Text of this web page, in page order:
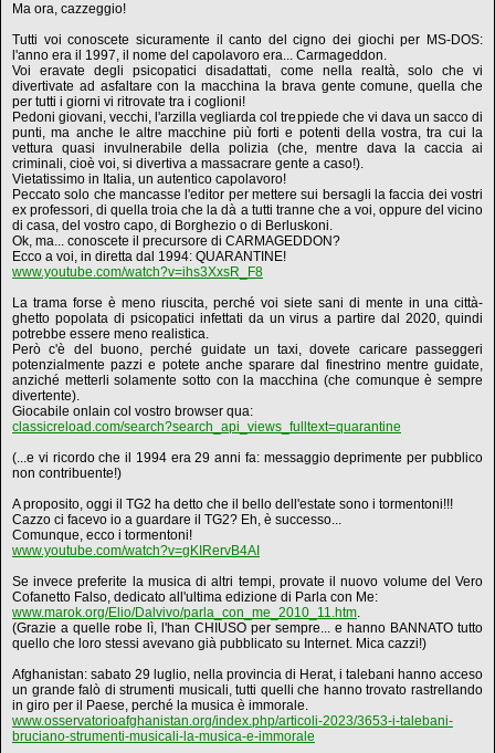
Ma ora, cazzeggio!
Tutti voi conoscete sicuramente il canto del cigno dei giochi per MS-DOS:
l'anno era il 1997, il nome del capolavoro era... Carmageddon.
Voi eravate degli psicopatici disadattati, come nella realtà, solo che vi
divertivate ad asfaltare con la macchina la brava gente comune, quella che
per tutti i giorni vi ritrovate tra i coglioni!
Pedoni giovani, vecchi, l'arzilla vegliarda col treppiede che vi dava un sacco di
punti, ma anche le altre macchine più forti e potenti della vostra, tra cui la
vettura quasi invulnerabile della polizia (che, mentre dava la caccia ai
criminali, cioè voi, si divertiva a massacrare gente a caso!).
Vietatissimo in Italia, un autentico capolavoro!
Peccato solo che mancasse l'editor per mettere sui bersagli la faccia dei vostri
ex professori, di quella troia che la dà a tutti tranne che a voi, oppure del vicino
di casa, del vostro capo, di Borghezio o di Berluskoni.
Ok, ma... conoscete il precursore di CARMAGEDDON?
Ecco a voi, in diretta dal 1994: QUARANTINE!
www.youtube.com/watch?v=ihs3XxsR_F8
La trama forse è meno riuscita, perché voi siete sani di mente in una città-
ghetto popolata di psicopatici infettati da un virus a partire dal 2020, quindi
potrebbe essere meno realistica.
Però c'è del buono, perché guidate un taxi, dovete caricare passeggeri
potenzialmente pazzi e potete anche sparare dal finestrino mentre guidate,
anziché metterli solamente sotto con la macchina (che comunque è sempre
divertente).
Giocabile onlain col vostro browser qua:
classicreload.com/search?search_api_views_fulltext=quarantine
(...e vi ricordo che il 1994 era 29 anni fa: messaggio deprimente per pubblico
non contribuente!)
A proposito, oggi il TG2 ha detto che il bello dell'estate sono i tormentoni!!!
Cazzo ci facevo io a guardare il TG2? Eh, è successo...
Comunque, ecco i tormentoni!
www.youtube.com/watch?v=gKIRervB4AI
Se invece preferite la musica di altri tempi, provate il nuovo volume del Vero
Cofanetto Falso, dedicato all'ultima edizione di Parla con Me:
www.marok.org/Elio/Dalvivo/parla_con_me_2010_11.htm.
(Grazie a quelle robe lì, l'han CHIUSO per sempre... e hanno BANNATO tutto
quello che loro stessi avevano già pubblicato su Internet. Mica cazzi!)
Afghanistan: sabato 29 luglio, nella provincia di Herat, i talebani hanno acceso
un grande falò di strumenti musicali, tutti quelli che hanno trovato rastrellando
in giro per il Paese, perché la musica è immorale.
www.osservatorioafghanistan.org/index.php/articoli-2023/3653-i-talebani-
bruciano-strumenti-musicali-la-musica-e-immorale